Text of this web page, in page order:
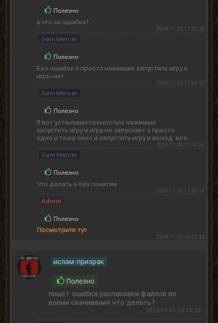
Полезно
а что за ошибка?
2024-11-20 17:45:20
Sem Mercer
Полезно
Без ошибок я просто нажимаю запустить игру а
игры нет
2024-11-20 17:45:53
Sem Mercer
Полезно
Я вот установил полностью нажимаю
запустить игру и игра не запускает а просто
одно и тоже окно и запустить игру и выход всё
2024-11-20 17:47:04
Sem Mercer
Полезно
Что делать я без понятие
2024-11-20 17:51:14
Admin
Полезно
Посмотрите тут
2024-11-20 18:01:48
ислам-призрак
Полезно
пишет ошибка распаковки файлов во
время скачивания что делать?
2024-09-05 20:10:58